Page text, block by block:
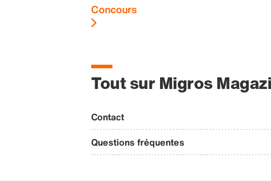
Concours
Tout sur Migros
Contact
Questions fréquentes